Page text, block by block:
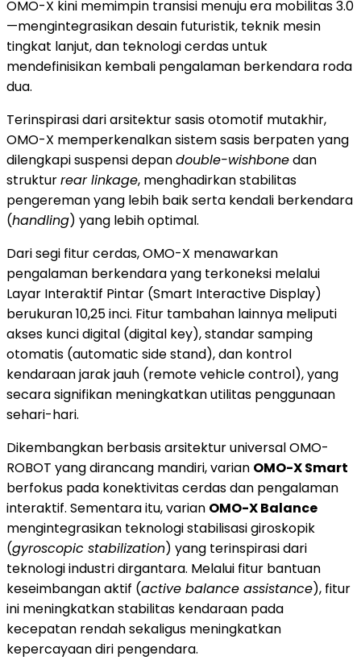
OMO-X kini memimpin transisi menuju era mobilitas 3.0
—mengintegrasikan desain futuristik, teknik mesin
tingkat lanjut, dan teknologi cerdas untuk
mendefinisikan kembali pengalaman berkendara roda
dua.
Terinspirasi dari arsitektur sasis otomotif mutakhir,
OMO-X memperkenalkan sistem sasis berpaten yang
dilengkapi suspensi depandouble-wishbonedan
strukturrear linkage, menghadirkan stabilitas
pengereman yang lebih baik serta kendali berkendara
(handling) yang lebih optimal.
Dari segi fitur cerdas, OMO-X menawarkan
pengalaman berkendara yang terkoneksi melalui
Layar Interaktif Pintar (Smart Interactive Display)
berukuran 10,25 inci. Fitur tambahan lainnya meliputi
akses kunci digital (digital key), standar samping
otomatis (automatic side stand), dan kontrol
kendaraan jarak jauh (remote vehicle control), yang
secara signifikan meningkatkan utilitas penggunaan
sehari-hari.
Dikembangkan berbasis arsitektur universal OMO-
ROBOT yang dirancang mandiri, varian OMO-X Smart
berfokus pada konektivitas cerdas dan pengalaman
interaktif. Sementara itu, varian OMO-X Balance
mengintegrasikan teknologi stabilisasi giroskopik
(gyroscopic stabilization) yang terinspirasi dari
teknologi industri dirgantara. Melalui fitur bantuan
keseimbangan aktif (active balance assistance), fitur
ini meningkatkan stabilitas kendaraan pada
kecepatan rendah sekaligus meningkatkan
kepercayaan diri pengendara.